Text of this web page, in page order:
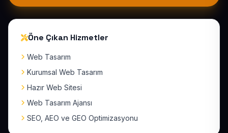
Öne Çıkan Hizmetler
Web Tasarım
Kurumsal Web Tasarım
Hazır Web Sitesi
Web Tasarım Ajansı
SEO, AEO ve GEO Optimizasyonu